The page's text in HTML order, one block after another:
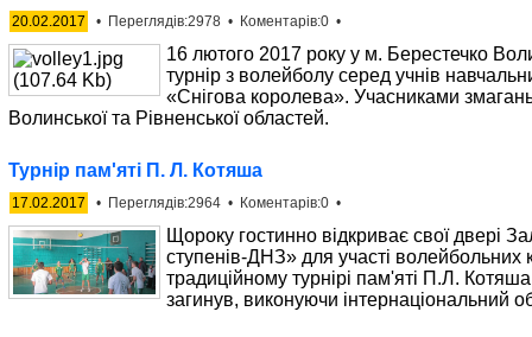
20.02.2017 • Переглядів:2978 • Коментарів:0 •
16 лютого 2017 року у м. Берестечко
турнір з волейболу серед учнів
«Снігова королева». Учасниками
Волинської та Рівненської областей.
Турнір пам'яті П. Л. Котяша
17.02.2017 • Переглядів:2964 • Коментарів:0 •
Щороку гостинно відкриває свої двері
ступенів-ДНЗ» для участі волейбольних
традиційному турнірі пам'яті П.Л.
загинув, виконуючи інтернаціональний